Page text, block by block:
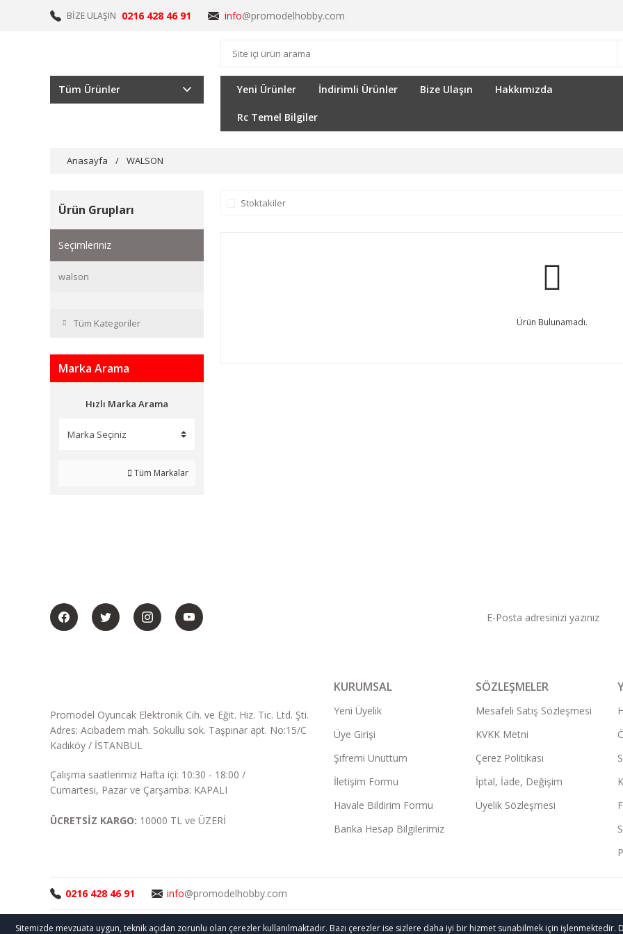
Sitemizde mevzuata uygun, teknik açıdan zorunlu olan çerezler kullanılmaktadır. Bazı çerezler ise sizlere daha iyi bir hizmet sunabilmek için işlenmektedir.
BİZE ULAŞIN 0216 428 46 91 info@promodelhobby.com
Tüm Ürünler Yeni Ürünler İndirimli Ürünler Bize Ulaşın Hakkımızda
Rc Temel Bilgiler
Anasayfa WALSON
Ürün Grupları
Seçimleriniz
walson
Tüm Kategoriler
Marka Arama
Hızlı Marka Arama
Tüm Markalar
Stoktakiler
Ürün Bulunamadı.
Promodel Oyuncak Elektronik Cih. ve Eğit. Hiz. Tic. Ltd. Şti.
Adres: Acıbadem mah. Sokullu sok. Taşpınar apt. No:15/C
Kadıköy / İSTANBUL
Çalışma saatlerimiz Hafta içi: 10:30 - 18:00 /
Cumartesi, Pazar ve Çarşamba: KAPALI
ÜCRETSİZ KARGO: 10000 TL ve ÜZERİ
KURUMSAL
Yeni Üyelik
Üye Girişi
Şifremi Unuttum
İletişim Formu
Havale Bildirim Formu
Banka Hesap Bilgilerimiz
SÖZLEŞMELER
Mesafeli Satış Sözleşmesi
KVKK Metni
Çerez Politikası
İptal, İade, Değişim
Üyelik Sözleşmesi
0216 428 46 91 info@promodelhobby.com
Telif Hakkı © 2005-2023 promodelhobby.com Her Hakkı Saklıdır.